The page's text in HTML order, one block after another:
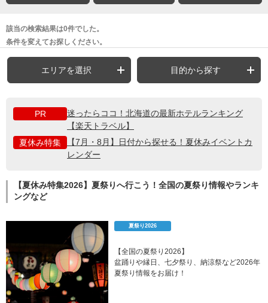
該当の検索結果は0件でした。
条件を変えてお探しください。
エリアを選択 目的から探す
PR
迷ったらココ！北海道の最新ホテルランキング
【楽天トラベル】
夏休み特集
【7月・8月】日付から探せる！夏休みイベントカ
レンダー
【夏休み特集2026】夏祭りへ行こう！全国の夏祭り情報やランキ
ングなど
夏祭り2026
【全国の夏祭り2026】
盆踊りや縁日、七夕祭り、納涼祭など2026年
夏祭り情報をお届け！